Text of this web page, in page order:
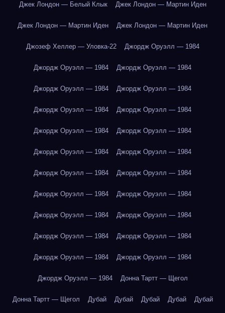
Джек Лондон — Белый Клык Джек Лондон — Мартин Иден
Джек Лондон — Мартин Иден Джек Лондон — Мартин Иден
Джозеф Хеллер — Уловка-22 Джордж Оруэлл — 1984
Джордж Оруэлл — 1984 Джордж Оруэлл — 1984
Джордж Оруэлл — 1984 Джордж Оруэлл — 1984
Джордж Оруэлл — 1984 Джордж Оруэлл — 1984
Джордж Оруэлл — 1984 Джордж Оруэлл — 1984
Джордж Оруэлл — 1984 Джордж Оруэлл — 1984
Джордж Оруэлл — 1984 Джордж Оруэлл — 1984
Джордж Оруэлл — 1984 Джордж Оруэлл — 1984
Джордж Оруэлл — 1984 Джордж Оруэлл — 1984
Джордж Оруэлл — 1984 Джордж Оруэлл — 1984
Джордж Оруэлл — 1984 Джордж Оруэлл — 1984
Джордж Оруэлл — 1984 Донна Тартт — Щегол
Донна Тартт — Щегол Дубай Дубай Дубай Дубай Дубай